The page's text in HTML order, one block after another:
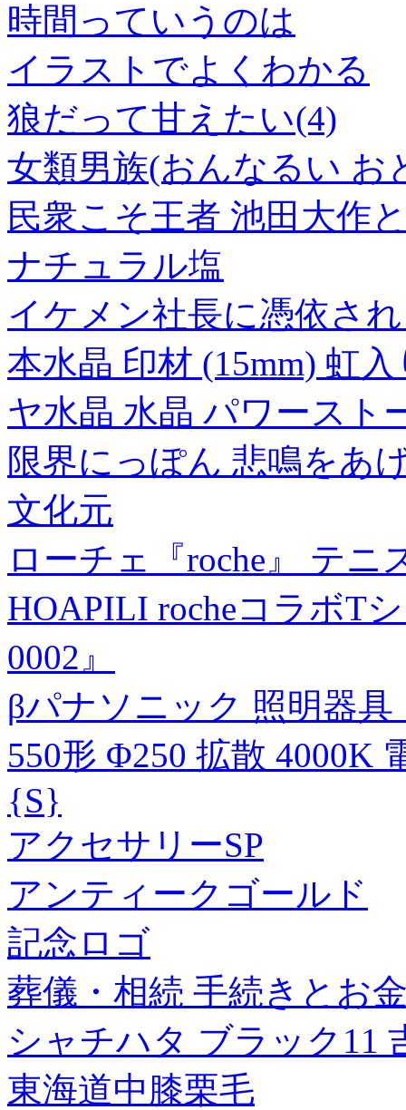
時間っていうのは
イラストでよくわかる
狼だって甘えたい(4)
女類男族(おんなるい お
民衆こそ王者 池田大作
ナチュラル塩
イケメン社長に憑依さ
本水晶 印材 (15mm) 虹
ヤ水晶 水晶 パワースト
限界にっぽん 悲鳴をあ
文化元
ローチェ『roche』 テ
HOAPILI rocheコラボT
0002』
βパナソニック 照明器
550形 Φ250 拡散 4000K
{S}
アクセサリーSP
アンティークゴールド
記念ロゴ
葬儀・相続 手続きとお
シャチハタ ブラック11
東海道中膝栗毛